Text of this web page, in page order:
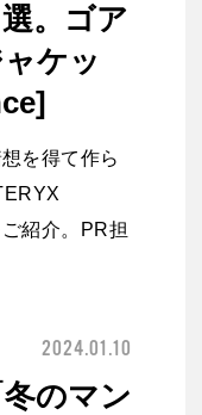
。ゴア
ケッ
を得て作ら
紹介。PR担
2024.01.10
のマン